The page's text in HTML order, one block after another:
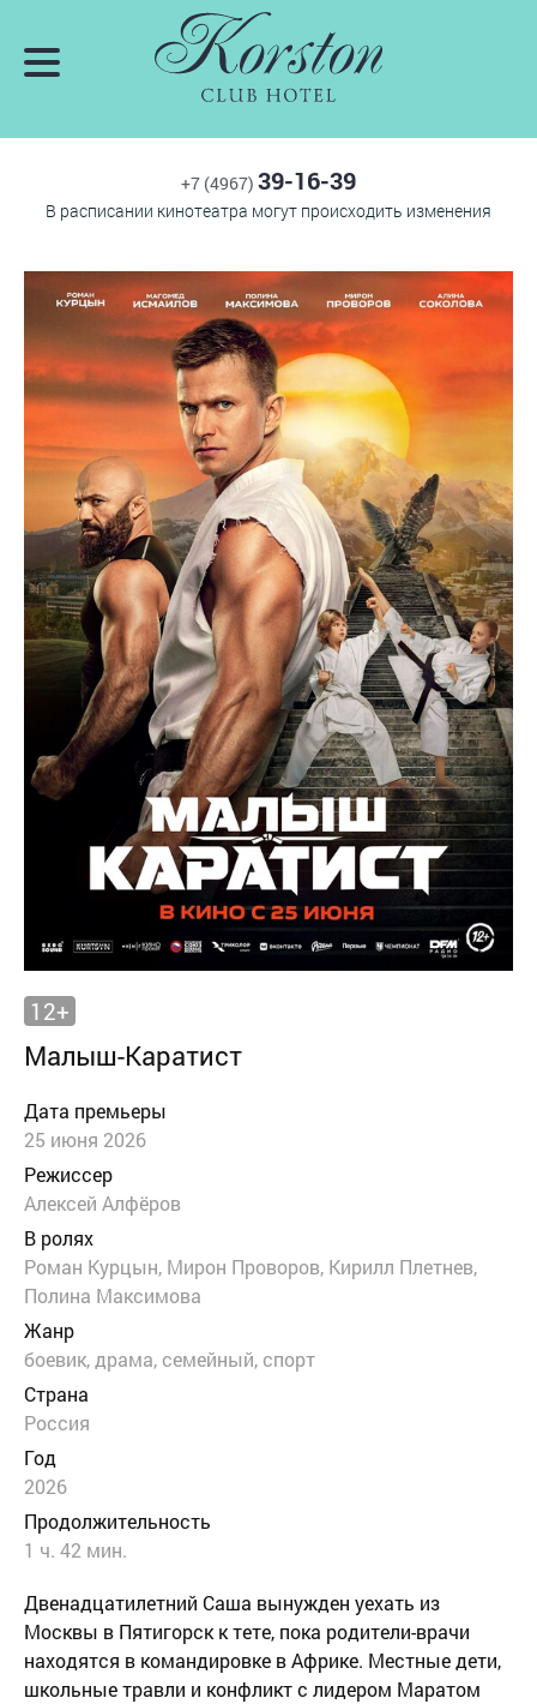
+7 (4967) 39-16-39
В расписании кинотеатра могут происходить изменения
12+
Малыш-Каратист
Дата премьеры
25 июня 2026
Режиссер
Алексей Алфёров
В ролях
Роман Курцын, Мирон Проворов, Кирилл Плетнев,
Полина Максимова
Жанр
боевик, драма, семейный, спорт
Страна
Россия
Год
2026
Продолжительность
1 ч. 42 мин.
Двенадцатилетний Саша вынужден уехать из
Москвы в Пятигорск к тете, пока родители-врачи
находятся в командировке в Африке. Местные дети,
школьные травли и конфликт с лидером Маратом